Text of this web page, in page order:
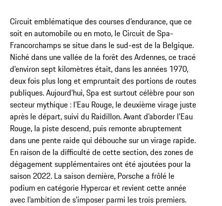
Circuit emblématique des courses d’endurance, que ce
soit en automobile ou en moto, le Circuit de Spa-
Francorchamps se situe dans le sud-est de la Belgique.
Niché dans une vallée de la forêt des Ardennes, ce tracé
d’environ sept kilomètres était, dans les années 1970,
deux fois plus long et empruntait des portions de routes
publiques. Aujourd’hui, Spa est surtout célèbre pour son
secteur mythique : l’Eau Rouge, le deuxième virage juste
après le départ, suivi du Raidillon. Avant d’aborder l’Eau
Rouge, la piste descend, puis remonte abruptement
dans une pente raide qui débouche sur un virage rapide.
En raison de la difficulté de cette section, des zones de
dégagement supplémentaires ont été ajoutées pour la
saison 2022. La saison dernière, Porsche a frôlé le
podium en catégorie Hypercar et revient cette année
avec l’ambition de s’imposer parmi les trois premiers.